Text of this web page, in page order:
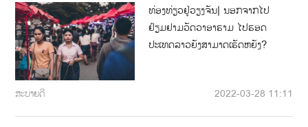
ທ່ອງທ່ຽວຢູ່ວຽງຈັນ| ນອກຈາກໄປ
ຢ້ຽມຢາມວັດວາອາຮາມ ໄປຮອດ
ປະເທດລາວຍັງສາມາດເຮັດຫຍັງ?
ສະບາຍດີ 2022-03-28 11:11